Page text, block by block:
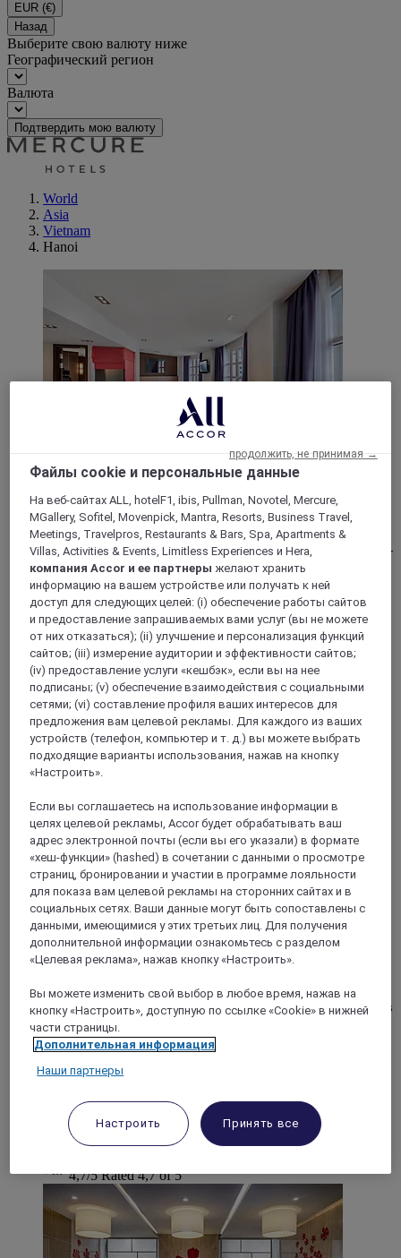
EUR (€)
Назад
Выберите свою валюту ниже
Географический регион
Валюта
Подтвердить мою валюту
World
Asia
Vietnam
Hanoi
ХАНОЙ, Вьетнам
Mercure Ханой Вокзал
Познайте великолепие Ханоя сквозь призму комфорта 4-
звездочного отеля Mercure Ханой Ля Гар. Он удобно
расположен в 10 минутах ходьбы от Старого квартала,
рядом со многими важными достопримечательностями
Ханоя. В 5 минутах находятся торговый центр и
выставочный центр ICE, в 10 минутах - Храм
литературы, а в 15 минутах - озеро Хоанкьем. И это
далеко не все. До железнодорожного вокзала Ханоя
всего 200 метров.
4,6/5Rated 4,6 of 5
ХАНОЙ, Вьетнам
Grand Mercure Ханой
В отеле Grand Mercure Ханой 5* вы сможете окунуться в
аутентичную вьетнамскую культуру и насладиться
современной роскошью. Мы предлагаем
безукоризненное обслуживание и роскошные интерьеры
для деловых и туристических поездок, отдыха с семьей,
ресторанах, баре и впечатляющем стеклянном бассейне
на крыше, а также в других зонах отеля вы сможете
прикоснуться к уникальной истории Ханоя.
4,7/5Rated 4,7 of 5
Файлы cookie и персональные данные
На веб-сайтах ALL, hotelF1, ibis, Pullman, Novotel, Mercure,
MGallery, Sofitel, Movenpick, Mantra, Resorts, Business Travel,
Meetings, Travelpros, Restaurants & Bars, Spa, Apartments &
Villas, Activities & Events, Limitless Experiences и Hera,
компания Accor и ее партнеры желают хранить
информацию на вашем устройстве или получать к ней
доступ для следующих целей: (i) обеспечение работы сайтов
и предоставление запрашиваемых вами услуг (вы не можете
от них отказаться); (ii) улучшение и персонализация функций
сайтов; (iii) измерение аудитории и эффективности сайтов;
(iv) предоставление услуги «кешбэк», если вы на нее
подписаны; (v) обеспечение взаимодействия с социальными
сетями; (vi) составление профиля ваших интересов для
предложения вам целевой рекламы. Для каждого из ваших
устройств (телефон, компьютер и т. д.) вы можете выбрать
подходящие варианты использования, нажав на кнопку
«Настроить».
Если вы соглашаетесь на использование информации в
целях целевой рекламы, Accor будет обрабатывать ваш
адрес электронной почты (если вы его указали) в формате
«хеш-функции» (hashed) в сочетании с данными о просмотре
страниц, бронировании и участии в программе лояльности
для показа вам целевой рекламы на сторонних сайтах и в
социальных сетях. Ваши данные могут быть сопоставлены с
данными, имеющимися у этих третьих лиц. Для получения
дополнительной информации ознакомьтесь с разделом
«Целевая реклама», нажав кнопку «Настроить».
Вы можете изменить свой выбор в любое время, нажав на
кнопку «Настроить», доступную по ссылке «Cookie» в нижней
части страницы.
Дополнительная информация
Наши партнеры
Настроить Принять все
продолжить, не принимая →